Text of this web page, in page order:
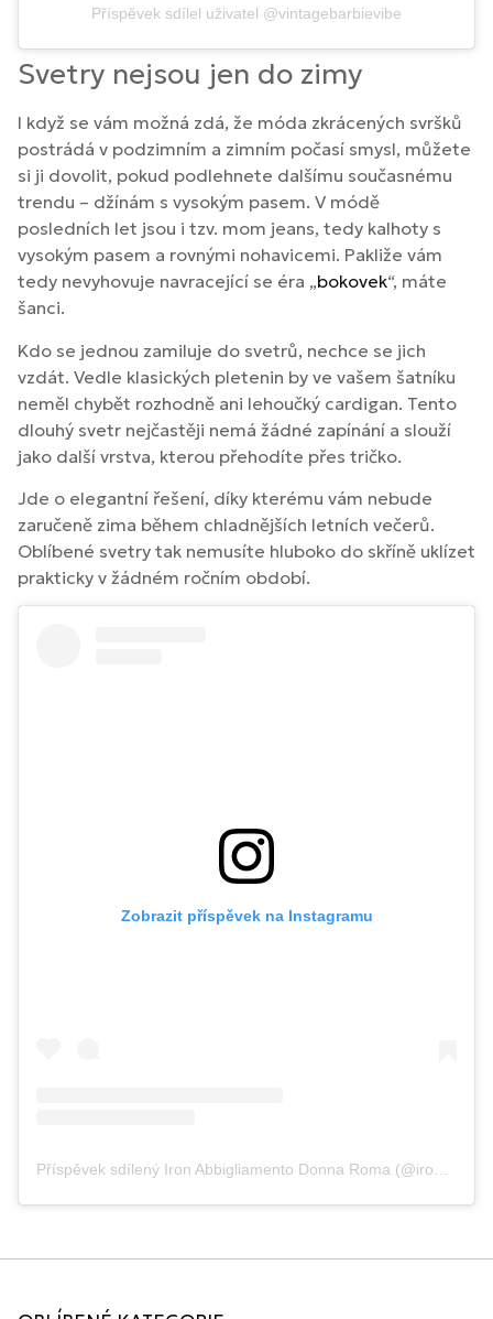
Příspěvek sdílel uživatel @vintagebarbievibe
Svetry nejsou jen do zimy
I když se vám možná zdá, že móda zkrácených svršků
postrádá v podzimním a zimním počasí smysl, můžete
si ji dovolit, pokud podlehnete dalšímu současnému
trendu – džínám s vysokým pasem. V módě
posledních let jsou i tzv. mom jeans, tedy kalhoty s
vysokým pasem a rovnými nohavicemi. Pakliže vám
tedy nevyhovuje navracející se éra „bokovek“, máte
šanci.
Kdo se jednou zamiluje do svetrů, nechce se jich
vzdát. Vedle klasických pletenin by ve vašem šatníku
neměl chybět rozhodně ani lehoučký cardigan. Tento
dlouhý svetr nejčastěji nemá žádné zapínání a slouží
jako další vrstva, kterou přehodíte přes tričko.
Jde o elegantní řešení, díky kterému vám nebude
zaručeně zima během chladnějších letních večerů.
Oblíbené svetry tak nemusíte hluboko do skříně uklízet
prakticky v žádném ročním období.
Zobrazit příspěvek na Instagramu